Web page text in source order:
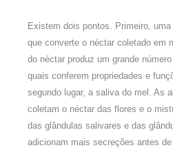
Existem dois pontos. Primeiro,
que converte o néctar coletado em
do néctar produz um grande
quais conferem propriedades e
segundo lugar, a saliva do mel. As
coletam o néctar das flores e o
das glândulas salivares e das
adicionam mais secreções antes